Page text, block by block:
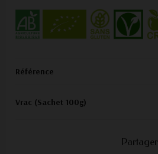
Référence
Vrac (Sachet 100g)
Partager